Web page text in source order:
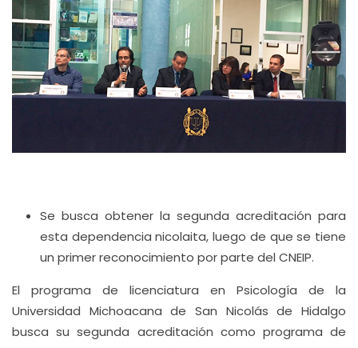
Se busca obtener la segunda acreditación para
esta dependencia nicolaita, luego de que se tiene
un primer reconocimiento por parte del CNEIP.
El programa de licenciatura en Psicología de la
Universidad Michoacana de San Nicolás de Hidalgo
busca su segunda acreditación como programa de